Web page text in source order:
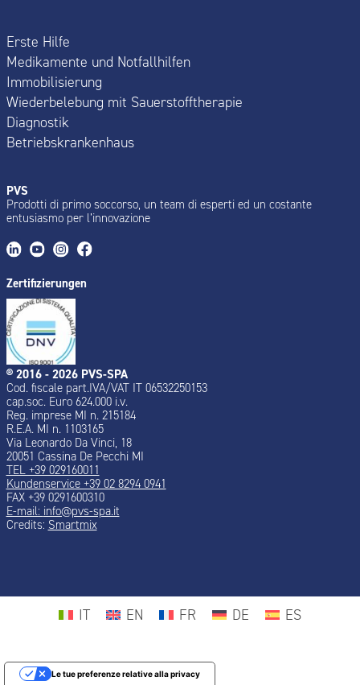
Erste Hilfe
Medikamente und Notfallhilfen
Immobilisierung
Wiederbelebung mit Sauerstofftherapie
Diagnostik
Betriebskrankenhaus
PVS
Prodotti di primo soccorso, un team di esperti ed un costante
entusiasmo per l’innovazione
Zertifizierungen
® 2016 - 2026 PVS-SPA
Cod. fiscale part.IVA/VAT IT 06532250153
cap.soc. Euro 624.000 i.v.
Reg. imprese MI n. 215184
R.E.A. MI n. 1103165
Via Leonardo Da Vinci, 18
20051 Cassina De Pecchi MI
TEL +39 029160011
Kundenservice +39 02 8294 0941
FAX +39 0291600310
E-mail: info@pvs-spa.it
Credits: Smartmix
IT EN FR DE ES
Le tue preferenze relative alla privacy